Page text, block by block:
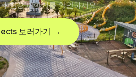
현장 이야기를 확인하세요
보러가기 →